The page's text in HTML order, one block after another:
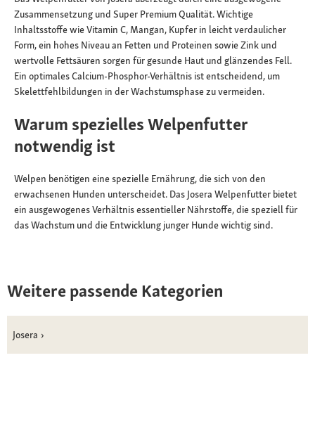
Zusammensetzung und Super Premium Qualität. Wichtige
Inhaltsstoffe wie Vitamin C, Mangan, Kupfer in leicht verdaulicher
Form, ein hohes Niveau an Fetten und Proteinen sowie Zink und
wertvolle Fettsäuren sorgen für gesunde Haut und glänzendes Fell.
Ein optimales Calcium-Phosphor-Verhältnis ist entscheidend, um
Skelettfehlbildungen in der Wachstumsphase zu vermeiden.
Warum spezielles Welpenfutter
notwendig ist
Welpen benötigen eine spezielle Ernährung, die sich von den
erwachsenen Hunden unterscheidet. Das Josera Welpenfutter bietet
ein ausgewogenes Verhältnis essentieller Nährstoffe, die speziell für
das Wachstum und die Entwicklung junger Hunde wichtig sind.
Weitere passende Kategorien
Josera